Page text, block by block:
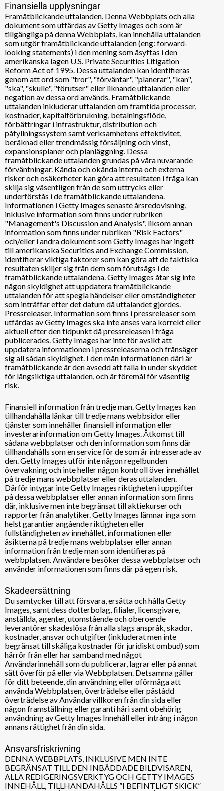
Finansiella upplysningar
Framåtblickande uttalanden. Denna Webbplats och alla
dokument som utfärdas av Getty Images och som är
tillgängliga på denna Webbplats, kan innehålla uttalanden
som utgör framåtblickande uttalanden (eng: forward-
looking statements) i den mening som åsyftas i den
amerikanska lagen U.S. Private Securities Litigation
Reform Act of 1995. Dessa uttalanden kan identifieras
genom att ord som "tror", "förväntar", "planerar", "kan",
"ska", "skulle", "förutser" eller liknande uttalanden eller
negation av dessa ord används. Framåtblickande
uttalanden inkluderar uttalanden om framtida processer,
kostnader, kapitalförbrukning, betalningsflöde,
förbättringar i infrastruktur, distribution och
påfyllningssystem samt verksamhetens effektivitet,
beräknad eller trendmässig försäljning och vinst,
expansionsplaner och planläggning. Dessa
framåtblickande uttalanden grundas på våra nuvarande
förväntningar. Kända och okända interna och externa
risker och osäkerheter kan göra att resultaten i fråga kan
skilja sig väsentligen från de som uttrycks eller
underförstås i de framåtblickande uttalandena.
Informationen i Getty Images senaste årsredovisning,
inklusive information som finns under rubriken
"Management's Discussion and Analysis", liksom annan
information som finns under rubriken "Risk Factors"
och/eller i andra dokument som Getty Images har ingett
till amerikanska Securities and Exchange Commission,
identifierar viktiga faktorer som kan göra att de faktiska
resultaten skiljer sig från dem som förutsågs i de
framåtblickande uttalandena. Getty Images åtar sig inte
någon skyldighet att uppdatera framåtblickande
uttalanden för att spegla händelser eller omständigheter
som inträffar efter det datum då uttalandet gjordes.
Pressreleaser. Information som finns i pressreleaser som
utfärdas av Getty Images ska inte anses vara korrekt eller
aktuell efter den tidpunkt då pressreleasen i fråga
publicerades. Getty Images har inte för avsikt att
uppdatera informationen i pressreleaserna och frånsäger
sig all sådan skyldighet. I den mån informationen däri är
framåtblickande är den avsedd att falla in under skyddet
för långsiktiga uttalanden, och är föremål för väsentlig
risk.
Finansiell information från tredje man. Getty Images kan
tillhandahålla länkar till tredje mans webbsidor eller
tjänster som innehåller finansiell information eller
investerarinformation om Getty Images. Åtkomst till
sådana webbplatser och den information som finns där
tillhandahålls som en service för de som är intresserade av
den. Getty Images utför inte någon regelbunden
övervakning och inte heller någon kontroll över innehållet
på tredje mans webbplatser eller deras uttalanden.
Därför intygar inte Getty Images riktigheten i uppgifter
på dessa webbplatser eller annan information som finns
där, inklusive men inte begränsat till aktiekurser och
rapporter från analytiker. Getty Images lämnar inga som
helst garantier angående riktigheten eller
fullständigheten av innehållet, informationen eller
åsikterna på tredje mans webbplatser eller annan
information från tredje man som identifieras på
webbplatsen. Användare besöker dessa webbplatser och
använder informationen som finns där på egen risk.
Skadeersättning
Du samtycker till att försvara, ersätta och hålla Getty
Images, samt dess dotterbolag, filialer, licensgivare,
anställda, agenter, utomstående och oberoende
leverantörer skadeslösa från alla slags anspråk, skador,
kostnader, ansvar och utgifter (inkluderat men inte
begränsat till skäliga kostnader för juridiskt ombud) som
härrör från eller har samband med något
Användarinnehåll som du publicerar, lagrar eller på annat
sätt överför på eller via Webbplatsen. Detsamma gäller
för ditt beteende, din användning eller oförmåga att
använda Webbplatsen, överträdelse eller påstådd
överträdelse av Användarvillkoren från din sida eller
någon framställning eller garanti häri samt obehörig
användning av Getty Images Innehåll eller intrång i någon
annans rättighet från din sida.
Ansvarsfriskrivning
DENNA WEBBPLATS, INKLUSIVE MEN INTE
BEGRÄNSAT TILL DEN INBÄDDADE BILDVISAREN,
ALLA REDIGERINGSVERKTYG OCH GETTY IMAGES
INNEHÅLL, TILLHANDAHÅLLS ”I BEFINTLIGT SKICK”